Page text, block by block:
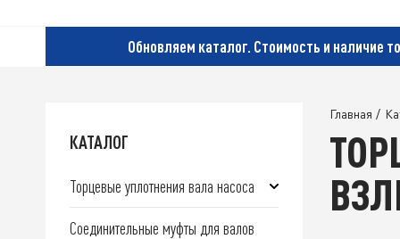
Обновляем каталог. Стоимость и наличие
КАТАЛОГ
Торцевые уплотнения вала насоса
Соединительные муфты для валов
Главная /